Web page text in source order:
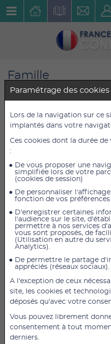
Famille
Gastro-entérologie
Carbofen x 30
Réf. : 1618carbofenx30
5,25 €HT
Carbofen est une solution
les sensations de gaz
tracas digestifs de la vie
Le charbon actif contribue
composé de poudre de
de bière active.
Composition :
Paramétrage des cookies
Lors de la navigation sur ce
implantés dans votre
Ces cookies dont la durée
:
De vous proposer une
simplifiée lors de votre
(cookies de session)
De personnaliser
fonction de vos préférences
D'enregistrer certaines
l'audience sur le site,
permettre à nos services
vous sont proposés, de
(Utilisation en autre du
Analytics).
De permettre le partage
appréciés (réseaux sociaux).
A l'exception de ceux
site, les cookies et
déposés qu'avec votre
Vous pouvez librement
consentement à tout
derniers.